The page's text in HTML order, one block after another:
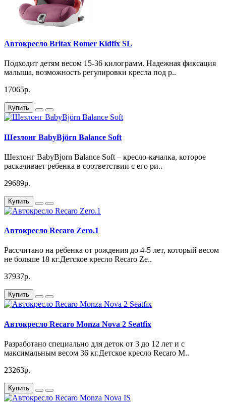
Автокресло Britax Romer Kidfix SL
Подходит детям весом 15-36 килограмм. Надежная фиксация
малыша, возможность регулировки кресла под р..
17065р.
Купить
Шезлонг BabyBjörn Balance Soft
Шезлонг BabyBjorn Balance Soft – кресло-качалка, которое
раскачивает ребенка в соответствии с его ри..
29689р.
Купить
Автокресло Recaro Zero.1
Рассчитано на ребенка от рождения до 4-5 лет, который весом
не больше 18 кг.Детское кресло Recaro Ze..
37937р.
Купить
Автокресло Recaro Monza Nova 2 Seatfix
Разработано специально для деток от 3 до 12 лет и с
максимальным весом 36 кг.Детское кресло Recaro M..
23263р.
Купить